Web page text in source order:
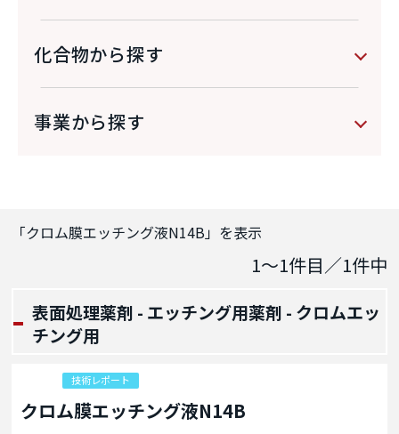
化合物から探す
事業から探す
「クロム膜エッチング液N14B」を表示
1～1件目／1件中
表面処理薬剤 - エッチング用薬剤 - クロムエッ
チング用
技術レポート
クロム膜エッチング液N14B